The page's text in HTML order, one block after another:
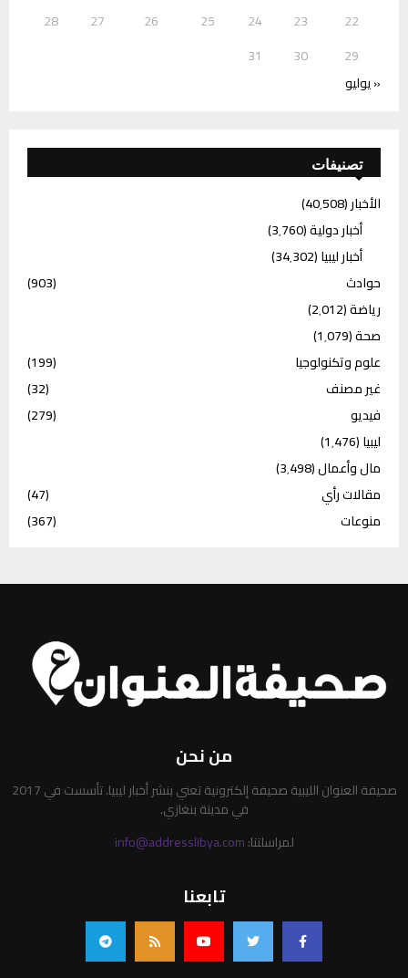
22
23
24
25
26
27
28
29
30
31
« يوليو
تصنيفات
الأخبار(40٬508)
أخبار دولية(3٬760)
أخبار ليبيا(34٬302)
حوادث
(903)
رياضة(2٬012)
صحة(1٬079)
علوم وتكنولوجيا
(199)
غير مصنف
(32)
فيديو
(279)
ليبيا(1٬476)
مال وأعمال(3٬498)
مقالات رأي
(47)
منوعات
(367)
من نحن
صحيفة العنوان الليبية صحيفة إلكترونية تعني بنشر أخبار ليبيا. تأسست في 2017
في مدينة بنغازي.
لمراسلتنا:info@addresslibya.com
تابعنا